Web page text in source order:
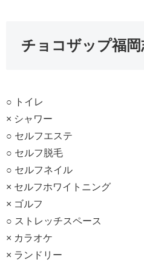
チョコザップ福
○ トイレ
× シャワー
○ セルフエステ
○ セルフ脱毛
○ セルフネイル
× セルフホワイトニング
× ゴルフ
○ ストレッチスペース
× カラオケ
× ランドリー